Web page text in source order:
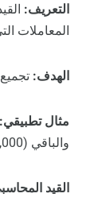
التعريف:
المعاملات
الهدف:
مثال تطبيقي:
والباقي (9,000 جنيه) يُدفع نقدًا.
القيد